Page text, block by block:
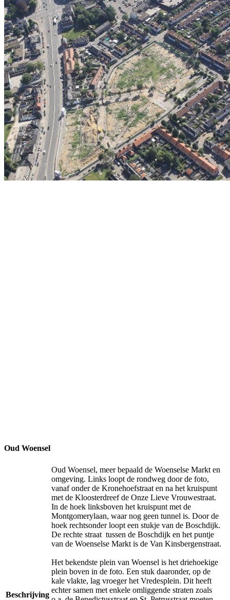
Oud Woensel
Beschrijving
Oud Woensel, meer bepaald de Woenselse Markt en
omgeving. Links loopt de rondweg door de foto,
vanaf onder de Kronehoefstraat en na het kruispunt
met de Kloosterdreef de Onze Lieve Vrouwestraat.
In de hoek linksboven het kruispunt met de
Montgomerylaan, waar nog geen tunnel is. Door de
hoek rechtsonder loopt een stukje van de Boschdijk.
De rechte straat tussen de Boschdijk en het puntje
van de Woenselse Markt is de Van Kinsbergenstraat.
Het bekendste plein van Woensel is het driehoekige
plein boven in de foto. Een stuk daaronder, op de
kale vlakte, lag vroeger het Vredesplein. Dit heeft
echter samen met enkele omliggende straten zoals